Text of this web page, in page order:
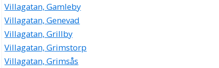
Villagatan, Gamleby
Villagatan, Genevad
Villagatan, Grillby
Villagatan, Grimstorp
Villagatan, Grimsås